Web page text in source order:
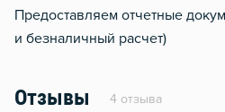
Предоставляем отчетные
и безналичный расчет)
Отзывы 4 отзыва